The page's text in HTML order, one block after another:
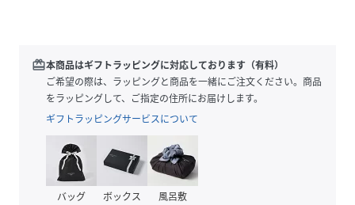
※取り扱いについては、商品についている取扱表示にてご確
認下さい。
※照明の関係により、実際よりも色味が違って見える場合が
あります。
※またパソコン・スマートフォンなどの環境により、若干製
品と画像のカラーが異なる場合もございます。
※商品の色味は、商品アップ画像をご参照ください。
redeem本商品はギフトラッピングに対応しております（有料）
ご希望の際は、ラッピングと商品を一緒にご注文ください。商品
をラッピングして、ご指定の住所にお届けします。
ギフトラッピングサービスについて
バッグ ボックス 風呂敷